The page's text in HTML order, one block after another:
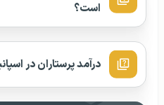
است؟
درآمد پرستاران در